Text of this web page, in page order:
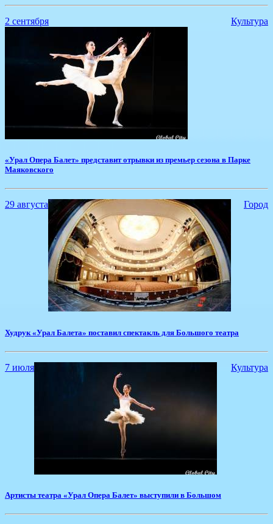
2 сентября Культура
​«Урал Опера Балет» представит отрывки из премьер сезона в Парке
Маяковского
29 августа Город
Худрук «Урал Балета» поставил спектакль для Большого театра
7 июля Культура
​Артисты театра «Урал Опера Балет» выступили в Большом